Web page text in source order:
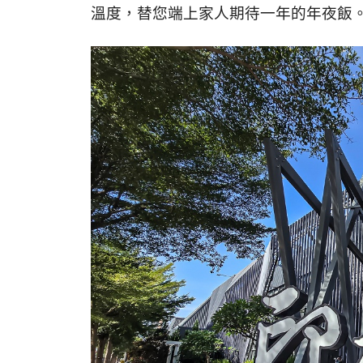
溫度， 替您端上家人期待一年的年夜飯